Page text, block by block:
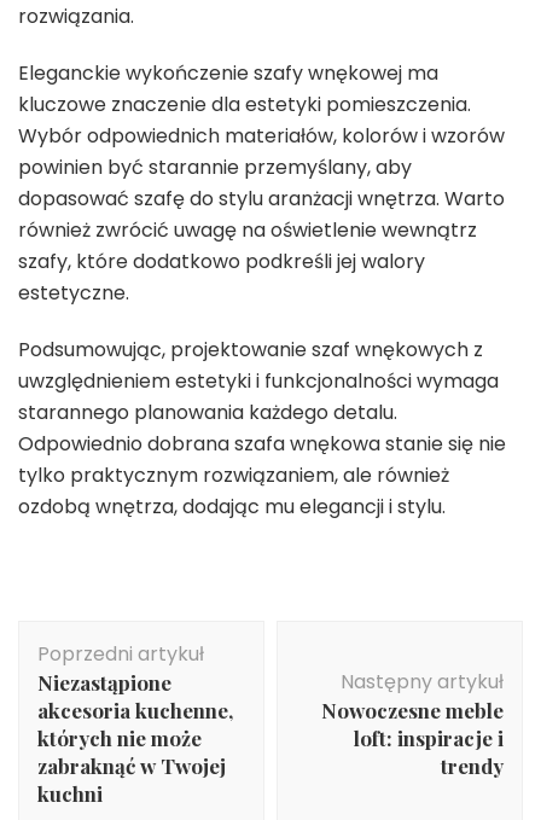
rozwiązania.
Eleganckie wykończenie szafy wnękowej ma
kluczowe znaczenie dla estetyki pomieszczenia.
Wybór odpowiednich materiałów, kolorów i wzorów
powinien być starannie przemyślany, aby
dopasować szafę do stylu aranżacji wnętrza. Warto
również zwrócić uwagę na oświetlenie wewnątrz
szafy, które dodatkowo podkreśli jej walory
estetyczne.
Podsumowując, projektowanie szaf wnękowych z
uwzględnieniem estetyki i funkcjonalności wymaga
starannego planowania każdego detalu.
Odpowiednio dobrana szafa wnękowa stanie się nie
tylko praktycznym rozwiązaniem, ale również
ozdobą wnętrza, dodając mu elegancji i stylu.
wpisu
Poprzedni artykuł
Niezastąpione
akcesoria kuchenne,
których nie może
zabraknąć w Twojej
kuchni
Następny artykuł
Nowoczesne meble
loft: inspiracje i
trendy